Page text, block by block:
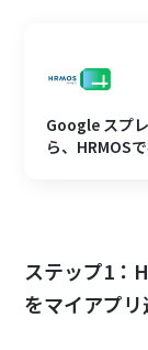
Google スプ
ら、HRMOS
ステップ1：
をマイアプ